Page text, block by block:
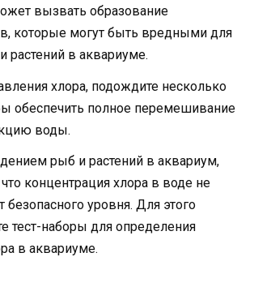
вызвать образование
которые могут быть вредными для
растений в аквариуме.
хлора, подождите несколько
обеспечить полное перемешивание
воды.
рыб и растений в аквариум,
концентрация хлора в воде не
уровня. Для этого
тест-наборы для определения
в аквариуме.